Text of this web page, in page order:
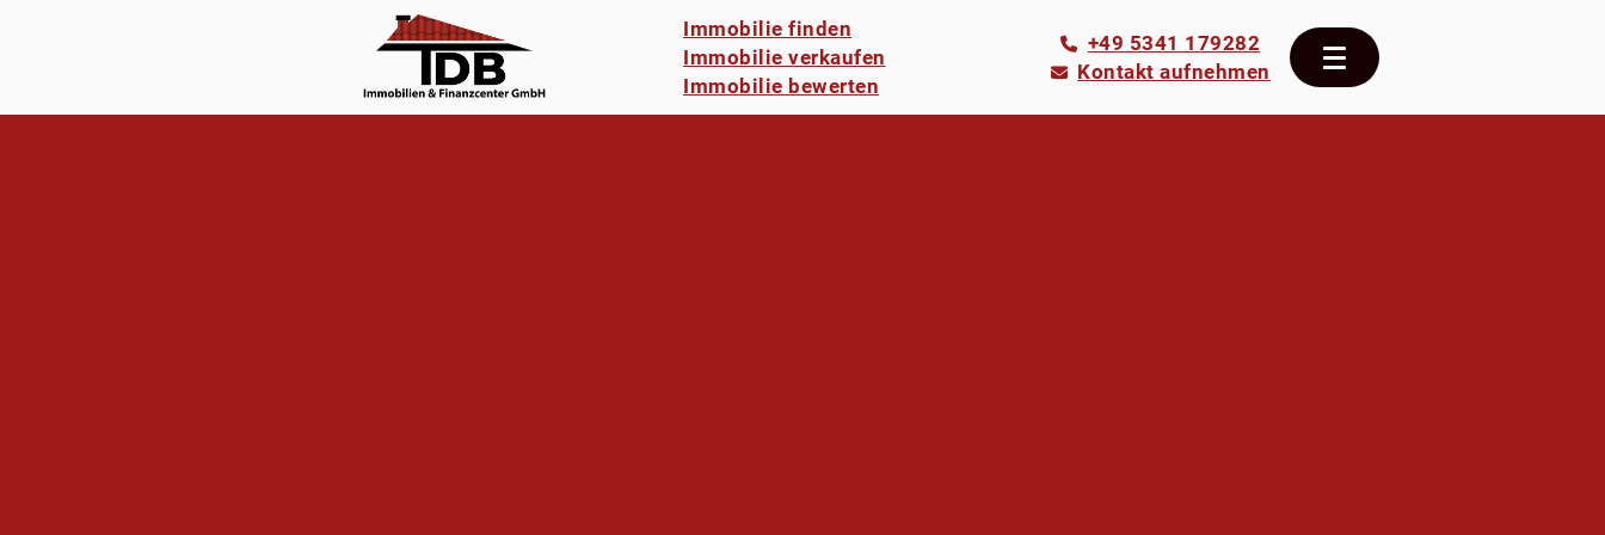
Immobilie finden
Immobilie verkaufen
Immobilie bewerten
+49 5341 179282
Kontakt aufnehmen